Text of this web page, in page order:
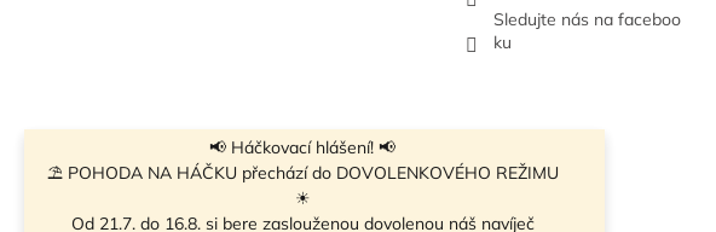
📢 Háčkovací hlášení! 📢
⛱ POHODA NA HÁČKU přechází do DOVOLENKOVÉHO REŽIMU
☀
Od 21.7. do 16.8. si bere zaslouženou dovolenou náš navíječ
Sledujte nás na faceboo
ku